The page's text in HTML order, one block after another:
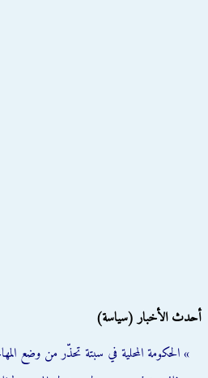
أحدث الأخبار (سياسة)
» الحكومة المحلية في سبتة تحذّر من وضع